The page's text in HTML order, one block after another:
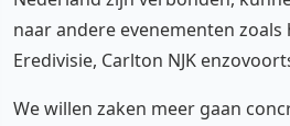
naar andere evenementen zoals
Eredivisie, Carlton NJK
We willen zaken meer gaan